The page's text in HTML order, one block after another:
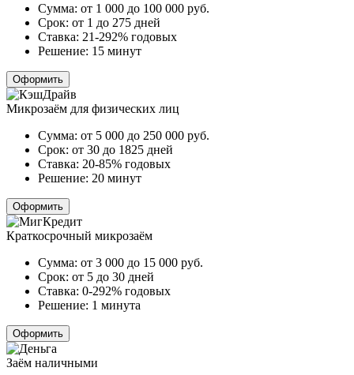
Сумма: от 1 000 до 100 000 руб.
Срок: от 1 до 275 дней
Ставка: 21-292% годовых
Решение: 15 минут
Оформить
Микрозаём для физических лиц
Сумма: от 5 000 до 250 000 руб.
Срок: от 30 до 1825 дней
Ставка: 20-85% годовых
Решение: 20 минут
Оформить
Краткосрочный микрозаём
Сумма: от 3 000 до 15 000 руб.
Срок: от 5 до 30 дней
Ставка: 0-292% годовых
Решение: 1 минута
Оформить
Заём наличными